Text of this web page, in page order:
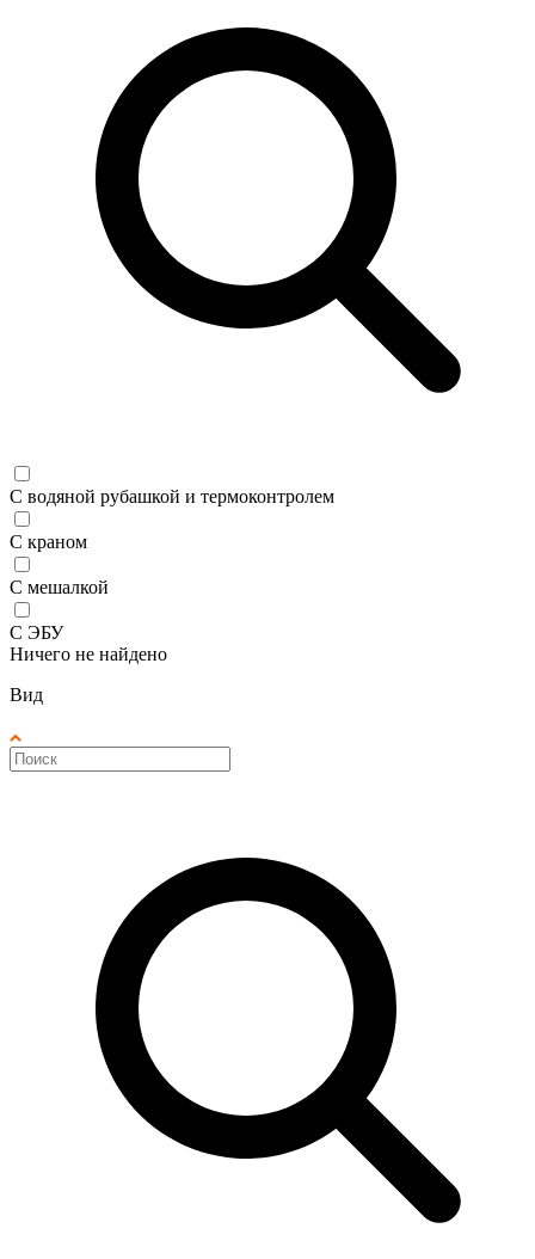
С водяной рубашкой и термоконтролем
С краном
С мешалкой
С ЭБУ
Ничего не найдено
Вид